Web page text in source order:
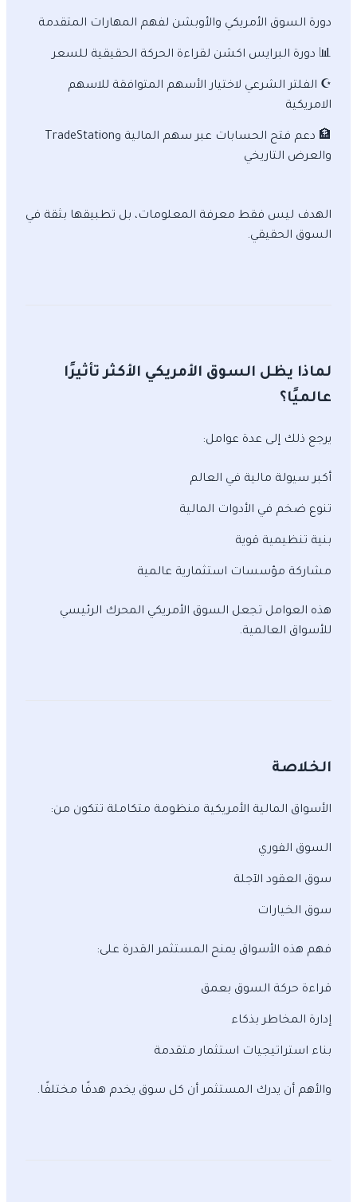
دورة السوق الأمريكي والأوبشن لفهم المهارات المتقدمة
📊 دورة البرايس اكشن لقراءة الحركة الحقيقية للسعر
☪️ الفلتر الشرعي لاختيار الأسهم المتوافقة للاسهم
الامريكية
🏦 دعم فتح الحسابات عبر سهم المالية وTradeStation
والعرض التاريخي
الهدف ليس فقط معرفة المعلومات، بل تطبيقها بثقة في
السوق الحقيقي.
لماذا يظل السوق الأمريكي الأكثر تأثيرًا
عالميًا؟
يرجع ذلك إلى عدة عوامل:
أكبر سيولة مالية في العالم
تنوع ضخم في الأدوات المالية
بنية تنظيمية قوية
مشاركة مؤسسات استثمارية عالمية
هذه العوامل تجعل السوق الأمريكي المحرك الرئيسي
للأسواق العالمية.
الخلاصة
الأسواق المالية الأمريكية منظومة متكاملة تتكون من:
السوق الفوري
سوق العقود الآجلة
سوق الخيارات
فهم هذه الأسواق يمنح المستثمر القدرة على:
قراءة حركة السوق بعمق
إدارة المخاطر بذكاء
بناء استراتيجيات استثمار متقدمة
والأهم أن يدرك المستثمر أن كل سوق يخدم هدفًا مختلفًا.